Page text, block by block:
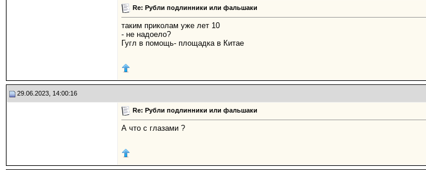
Re: Рубли подлинники или фальшаки
таким приколам уже лет 10
- не надоело?
Гугл в помощь- площадка в Китае
29.06.2023, 14:00:16
Re: Рубли подлинники или фальшаки
А что с глазами ?